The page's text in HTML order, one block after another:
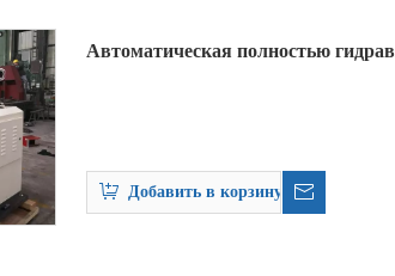
Автоматическая полностью
Добавить в корзину